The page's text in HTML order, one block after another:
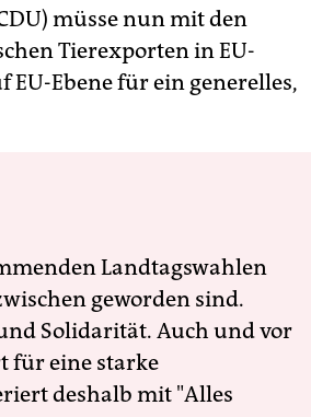
müsse nun mit den
Tierexporten in EU-
Ebene für ein generelles,
Landtagswahlen
geworden sind.
Solidarität. Auch und vor
für eine starke
deshalb mit "Alles